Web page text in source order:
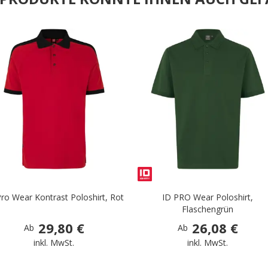
Wear Kontrast Poloshirt, Rot
Ab 29,80 €
inkl. MwSt.
ID PRO Wear Poloshirt,
Flaschengrün
Ab 26,08 €
inkl. MwSt.